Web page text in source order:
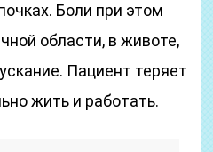
Боли при этом
области, в животе,
Пациент теряет
жить и работать.